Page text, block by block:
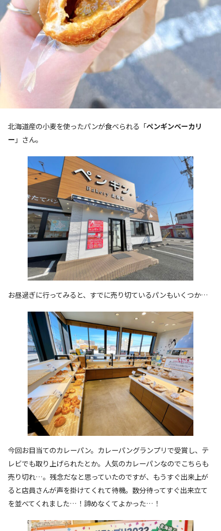
北海道産の小麦を使ったパンが食べられる「ペンギンベーカリ
ー 」さん。
お昼過ぎに行ってみると、すでに売り切ているパンもいくつか…
今回お目当てのカレーパン。カレーパングランプリで受賞し、テ
レビでも取り上げられたとか。人気のカレーパンなのでこちらも
売り切れ…。残念だなと思っていたのですが、もうすぐ出来上が
ると店員さんが声を掛けてくれて待機。数分待ってすぐ出来立て
を並べてくれました…！諦めなくてよかった…！